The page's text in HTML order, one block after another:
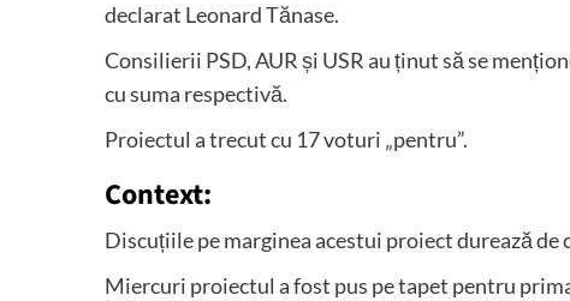
declarat Leonard Tănase.
Consilierii PSD, AUR și USR au ținut să se
cu suma respectivă.
Proiectul a trecut cu 17 voturi „pentru”.
Context:
Discuțiile pe marginea acestui proiect durează de
Miercuri proiectul a fost pus pe tapet pentru